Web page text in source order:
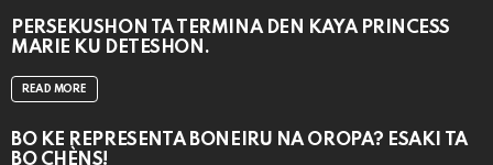
PERSEKUSHON TA TERMINA DEN KAYA PRINCESS
MARIE KU DETESHON.
READ MORE
BO KE REPRESENTÁ BONEIRU NA OROPA? ESAKI TA
BO CHÈNS!